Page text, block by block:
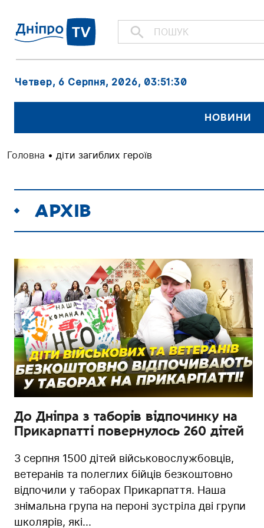
Четвер, 6 Серпня, 2026, 03:51:30
НОВИНИ
Головна • діти загиблих героїв
АРХІВ
До Дніпра з таборів відпочинку на
Прикарпатті повернулось 260 дітей
З серпня 1500 дітей військовослужбовців,
ветеранів та полеглих бійців безкоштовно
відпочили у таборах Прикарпаття. Наша
знімальна група на пероні зустріла дві групи
школярів, які...